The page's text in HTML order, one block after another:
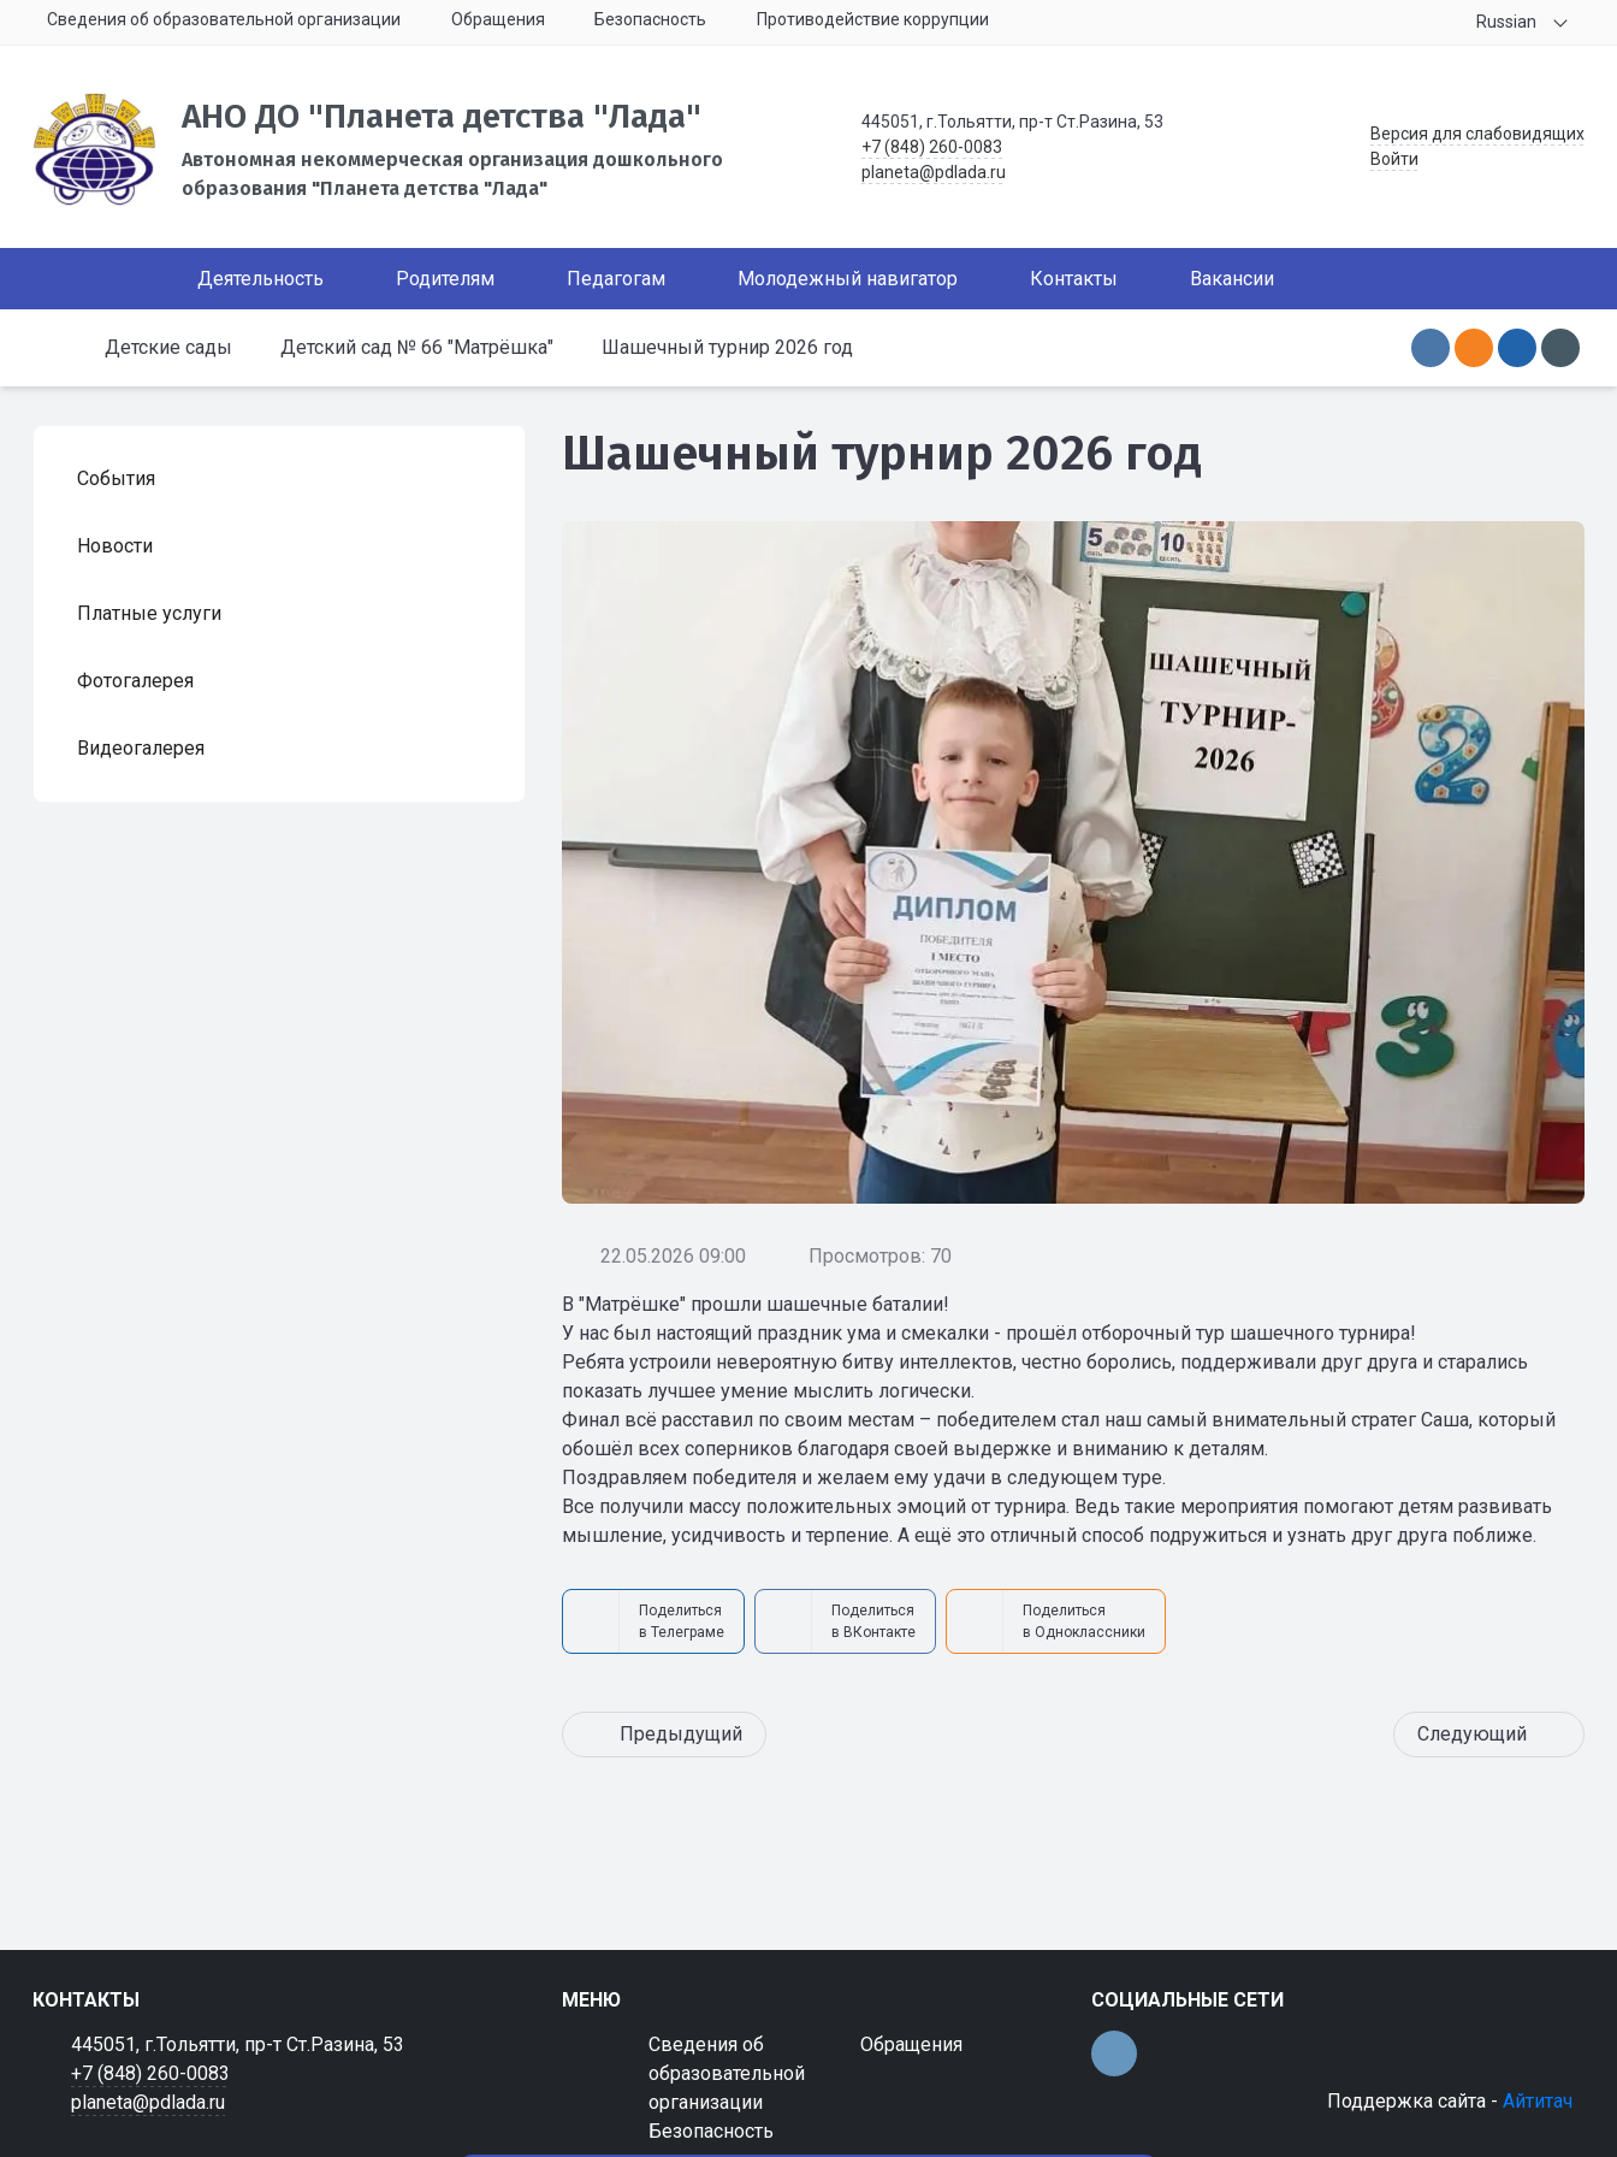
Сведения об образовательной организации Обращения Безопасность Противодействие коррупции Russian
АНО ДО "Планета детства "Лада"
Автономная некоммерческая организация дошкольного
образования "Планета детства "Лада"
445051, г.Тольятти, пр-т Ст.Разина, 53
+7 (848) 260-0083
planeta@pdlada.ru
Версия для слабовидящих
Войти
Деятельность Родителям Педагогам Молодежный навигатор Контакты Вакансии
Детские сады Детский сад № 66 "Матрёшка" Шашечный турнир 2026 год
События
Новости
Платные услуги
Фотогалерея
Видеогалерея
Шашечный турнир 2026 год
22.05.2026 09:00 Просмотров: 70
В "Матрёшке" прошли шашечные баталии!
У нас был настоящий праздник ума и смекалки - прошёл отборочный тур шашечного турнира!
Ребята устроили невероятную битву интеллектов, честно боролись, поддерживали друг друга и старались
показать лучшее умение мыслить логически.
Финал всё расставил по своим местам – победителем стал наш самый внимательный стратег Саша, который
обошёл всех соперников благодаря своей выдержке и вниманию к деталям.
Поздравляем победителя и желаем ему удачи в следующем туре.
Все получили массу положительных эмоций от турнира. Ведь такие мероприятия помогают детям развивать
мышление, усидчивость и терпение. А ещё это отличный способ подружиться и узнать друг друга поближе.
Поделиться
в Телеграме
Поделиться
в ВКонтакте
Поделиться
в Одноклассники
Предыдущий Следующий
КОНТАКТЫ
445051, г.Тольятти, пр-т Ст.Разина, 53
+7 (848) 260-0083
planeta@pdlada.ru
МЕНЮ
Сведения об
образовательной
организации
Обращения
Безопасность
СОЦИАЛЬНЫЕ СЕТИ
Поддержка сайта - Айтитач